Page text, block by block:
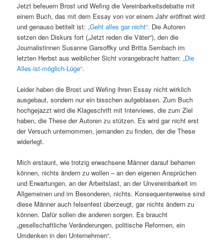
Jetzt befeuern Brost und Wefing die Vereinbarkeitsdebatte mit
einem Buch, das mit dem Essay von vor einem Jahr eröffnet wird
und genauso betitelt ist:„Geht alles gar nicht“. Die Autoren
setzen den Diskurs fort („Jetzt reden die Väter“), den die
Journalistinnen Susanne Garsoffky und Britta Sembach im
letzten Herbst aus weiblicher Sicht vorangebracht hatten:„Die
Alles-ist-möglich-Lüge“.
Leider haben die Brost und Wefing ihren Essay nicht wirklich
ausgebaut, sondern nur ein bisschen aufgeblasen. Zum Buch
hochgejazzt wird die Klageschrift mit Interviews, die zum Ziel
haben, die These der Autoren zu stützen. Es wird gar nicht erst
der Versuch unternommen, jemanden zu finden, der die These
widerlegt.
Mich erstaunt, wie trotzig erwachsene Männer darauf beharren
können, nichts ändern zu wollen – an den eigenen Ansprüchen
und Erwartungen, an der Arbeitslast, an der Unvereinbarkeit im
Allgemeinen und im Besonderen, nichts. Konsequenterweise sind
diese Männer auch felsenfest überzeugt, gar nichts ändern zu
können. Dafür sollen die anderen sorgen. Es braucht
„gesellschaftliche Veränderungen, politische Reformen, ein
Umdenken in den Unternehmen“.